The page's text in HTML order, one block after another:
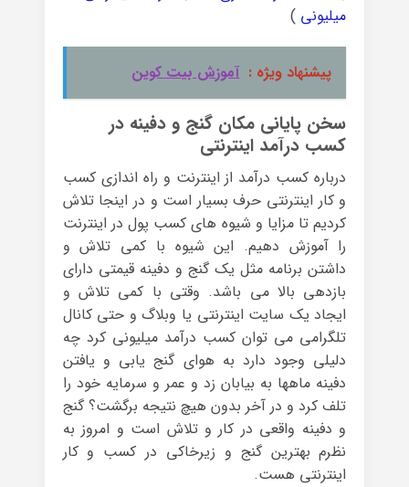
میلیونی )
پیشنهاد ویژه : آموزش بیت کوین
سخن پایانی مکان گنج و دفینه در
کسب درآمد اینترنتی
درباره کسب درآمد از اینترنت و راه اندازی کسب
و کار اینترنتی حرف بسیار است و در اینجا تلاش
کردیم تا مزایا و شیوه های کسب پول در اینترنت
را آموزش دهیم. این شیوه با کمی تلاش و
داشتن برنامه مثل یک گنج و دفینه قیمتی دارای
بازدهی بالا می باشد. وقتی با کمی تلاش و
ایجاد یک سایت اینترنتی یا وبلاگ و حتی کانال
تلگرامی می توان کسب درآمد میلیونی کرد چه
دلیلی وجود دارد به هوای گنج یابی و یافتن
دفینه ماهها به بیابان زد و عمر و سرمایه خود را
تلف کرد و در آخر بدون هیچ نتیجه برگشت؟ گنج
و دفینه واقعی در کار و تلاش است و امروز به
نظرم بهترین گنج و زیرخاکی در کسب و کار
اینترنتی هست.